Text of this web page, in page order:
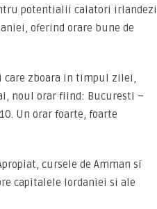
potentialii calatori irlandezi
oferind orare bune de
care zboara in timpul zilei,
noul orar fiind: Bucuresti –
Un orar foarte, foarte
cursele de Amman si
capitalele Iordaniei si ale